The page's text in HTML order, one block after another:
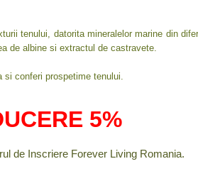
tenului, datorita mineralelor marine din
de albine si extractul de castravete.
conferi prospetime tenului.
5%
de Inscriere Forever Living Romania.